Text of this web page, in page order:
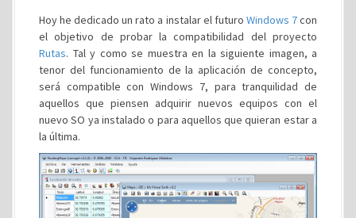
Hoy he dedicado un rato a instalar el futuro Windows 7con
el objetivo de probar la compatibilidad del proyecto
Rutas. Tal y como se muestra en la siguiente imagen, a
tenor del funcionamiento de la aplicación de concepto,
será compatible con Windows 7, para tranquilidad de
aquellos que piensen adquirir nuevos equipos con el
nuevo SO ya instalado o para aquellos que quieran estar a
la última.